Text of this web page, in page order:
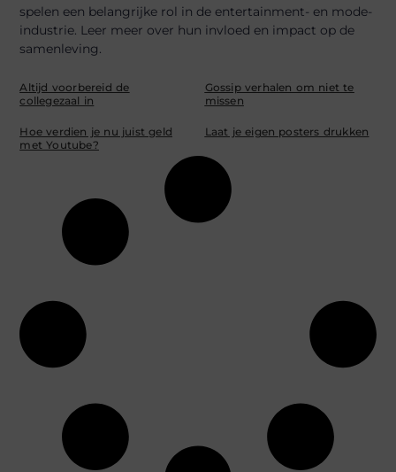
spelen een belangrijke rol in de entertainment- en mode-
industrie. Leer meer over hun invloed en impact op de
samenleving.
Altijd voorbereid de
collegezaal in
Gossip verhalen om niet te
missen
Hoe verdien je nu juist geld
met Youtube?
Laat je eigen posters drukken